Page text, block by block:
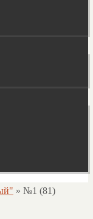
» №1 (81)